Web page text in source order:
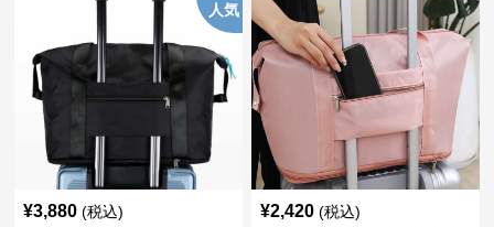
人気
¥3,880 (税込) ¥2,420 (税込)